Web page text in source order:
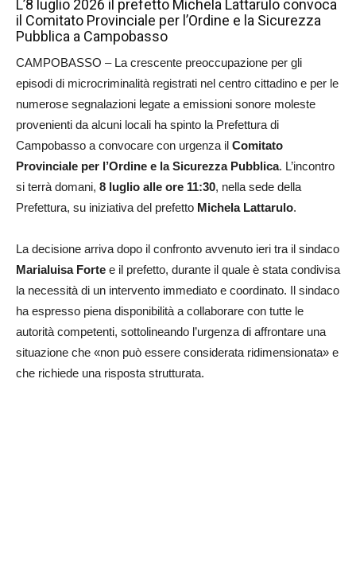
L’8 luglio 2026 il prefetto Michela Lattarulo convoca
il Comitato Provinciale per l’Ordine e la Sicurezza
Pubblica a Campobasso
CAMPOBASSO – La crescente preoccupazione per gli
episodi di microcriminalità registrati nel centro cittadino e per le
numerose segnalazioni legate a emissioni sonore moleste
provenienti da alcuni locali ha spinto la Prefettura di
Campobasso a convocare con urgenza il Comitato
Provinciale per l’Ordine e la Sicurezza Pubblica. L’incontro
si terrà domani, 8 luglio alle ore 11:30, nella sede della
Prefettura, su iniziativa del prefetto Michela Lattarulo.
La decisione arriva dopo il confronto avvenuto ieri tra il sindaco
Marialuisa Forte e il prefetto, durante il quale è stata condivisa
la necessità di un intervento immediato e coordinato. Il sindaco
ha espresso piena disponibilità a collaborare con tutte le
autorità competenti, sottolineando l’urgenza di affrontare una
situazione che «non può essere considerata ridimensionata» e
che richiede una risposta strutturata.